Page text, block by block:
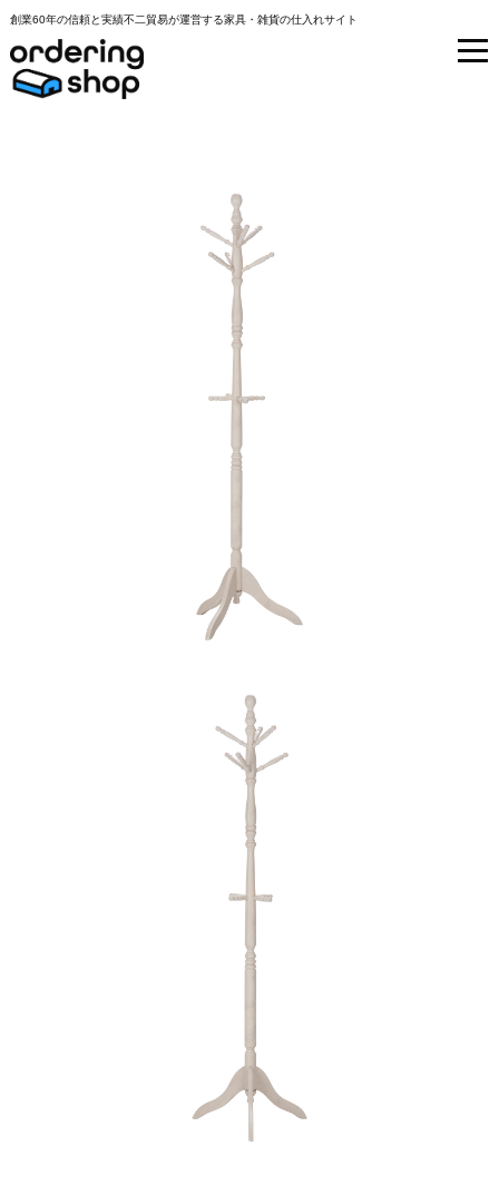
創業60年の信頼と実績不二貿易が運営する家具・雑貨の仕入れサイト